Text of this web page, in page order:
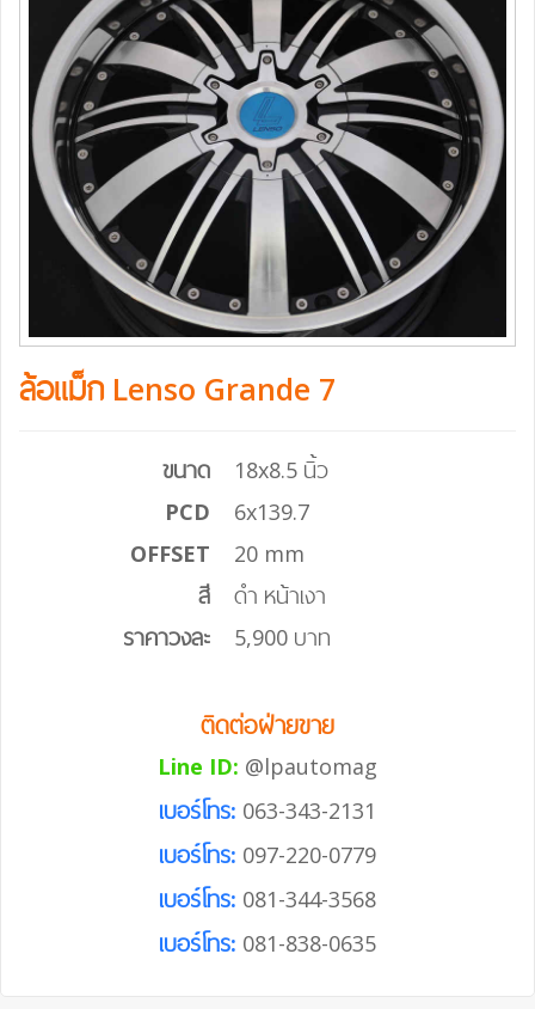
ล้อแม็ก Lenso Grande 7
ขนาด
18x8.5 นิ้ว
PCD
6x139.7
OFFSET
20 mm
สี
ดำ หน้าเงา
ราคาวงละ
5,900 บาท
ติดต่อฝ่ายขาย
Line ID: @lpautomag
เบอร์โทร: 063-343-2131
เบอร์โทร: 097-220-0779
เบอร์โทร: 081-344-3568
เบอร์โทร: 081-838-0635